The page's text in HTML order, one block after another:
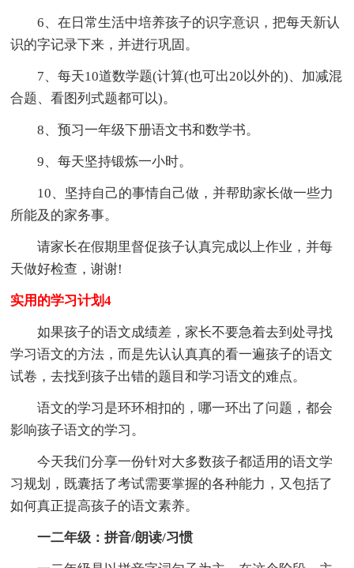
6、在日常生活中培养孩子的识字意识，把每天新认
识的字记录下来，并进行巩固。
7、每天10道数学题(计算(也可出20以外的)、加减混
合题、看图列式题都可以)。
8、预习一年级下册语文书和数学书。
9、每天坚持锻炼一小时。
10、坚持自己的事情自己做，并帮助家长做一些力
所能及的家务事。
请家长在假期里督促孩子认真完成以上作业，并每
天做好检查，谢谢!
实用的学习计划4
如果孩子的语文成绩差，家长不要急着去到处寻找
学习语文的方法，而是先认认真真的看一遍孩子的语文
试卷，去找到孩子出错的题目和学习语文的难点。
语文的学习是环环相扣的，哪一环出了问题，都会
影响孩子语文的学习。
今天我们分享一份针对大多数孩子都适用的语文学
习规划，既囊括了考试需要掌握的各种能力，又包括了
如何真正提高孩子的语文素养。
一二年级：拼音/朗读/习惯